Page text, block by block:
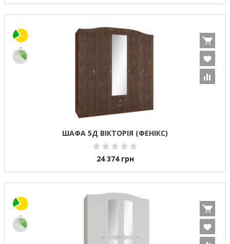
ШАФА 5Д ВІКТОРІЯ (ФЕНІКС)
24 374 грн